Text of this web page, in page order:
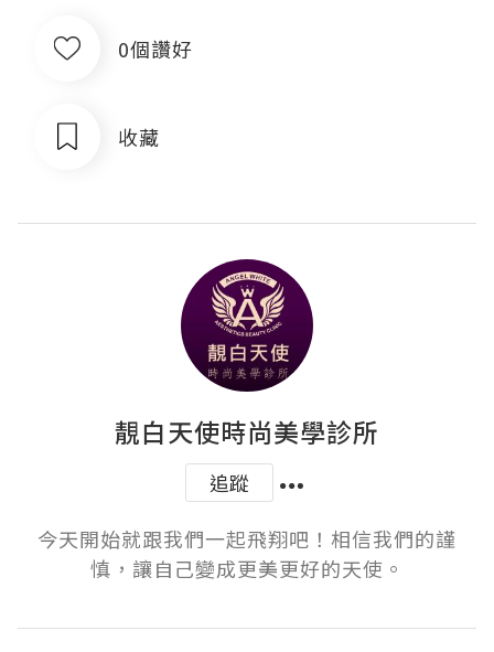
0個讚好
收藏
靚白天使時尚美學診所
追蹤
今天開始就跟我們一起飛翔吧！相信我們的謹
慎，讓自己變成更美更好的天使。